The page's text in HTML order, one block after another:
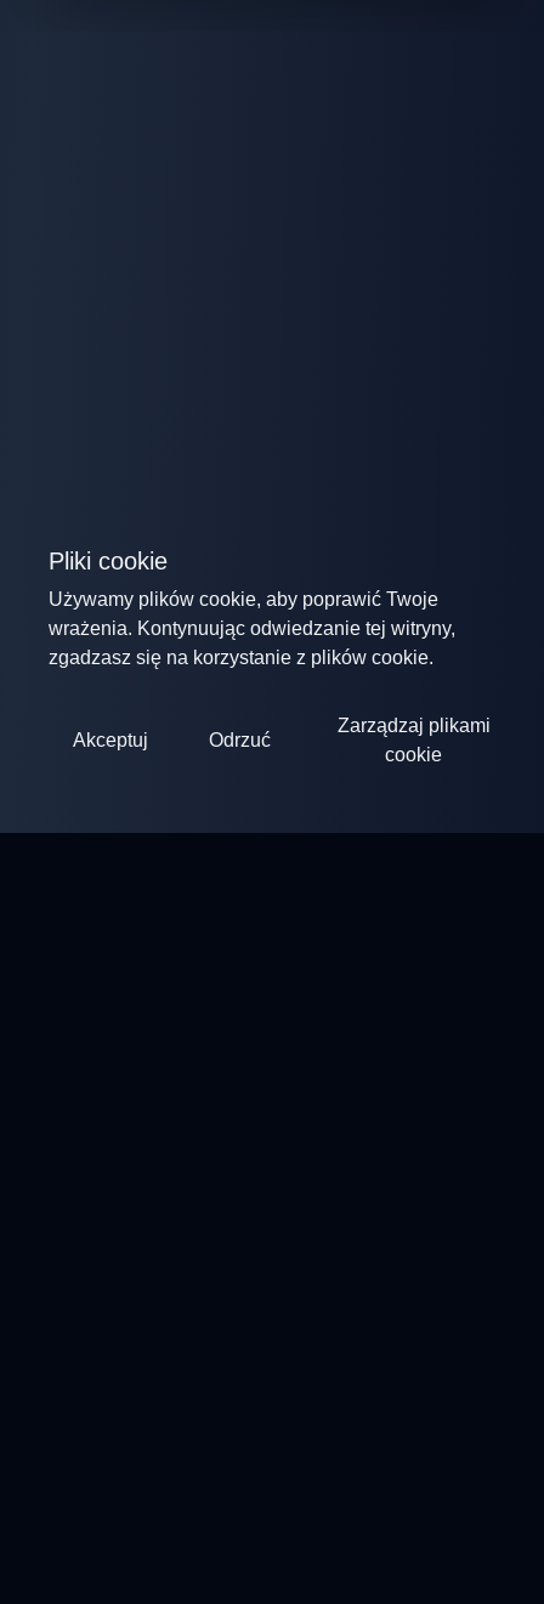
Pliki cookie
Używamy plików cookie, aby poprawić Twoje
wrażenia. Kontynuując odwiedzanie tej witryny,
zgadzasz się na korzystanie z plików cookie.
Akceptuj Odrzuć
Zarządzaj plikami
cookie